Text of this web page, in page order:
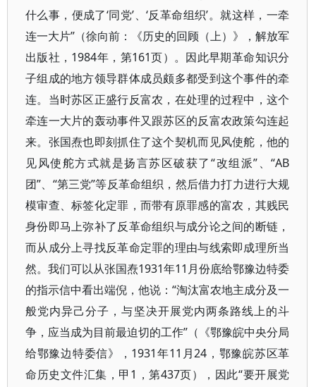
什么事，便成了‘同党’、‘反革命组织’。就这样，一牵
连一大片”（徐向前：《历史的回顾（上）》，解放军
出版社，1984年，第161页）。因此早期革命知识分
子组成的地方领导群体成员颇多都受到这个事件的牵
连。当时苏区正盛行反富农，在处理的过程中，这个
牵连一大片的轰动事件又跟苏区的反富农政策勾连起
来。张国焘也即刻抓住了这个契机而见风使舵，他的
见风使舵方式就是扬言苏区破获了“改组派”、“AB
团”、“第三党”等反革命组织，然后借力打力进行大规
模审查、标签化定罪，而带有原罪感的富农，其贱民
身份即马上弥补了反革命组织与成分论之间的断链，
而从成分上寻找反革命定罪的理由与线索即成理所当
然。我们可以从张国焘1931年11月份底给鄂豫边特委
的指示信中看出端倪，他说：“淘汰富农地主成分及一
般党内异己分子，与坚决开展党内两条路线上的斗
争，应当成为目前最迫切的工作”（《鄂豫皖中央分局
给鄂豫边特委信》，1931年11月24，鄂豫皖苏区革
命历史文件汇集，甲1，第437页），因此“要开展党